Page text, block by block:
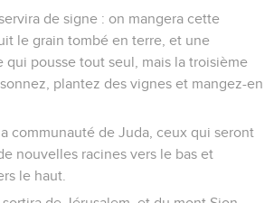
de signe : on mangera cette
le grain tombé en terre, et une
qui pousse tout seul, mais la troisième
plantez des vignes et mangez-en
communauté de Juda, ceux qui seront
nouvelles racines vers le bas et
le haut.